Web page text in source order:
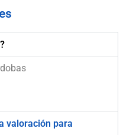
valoración para